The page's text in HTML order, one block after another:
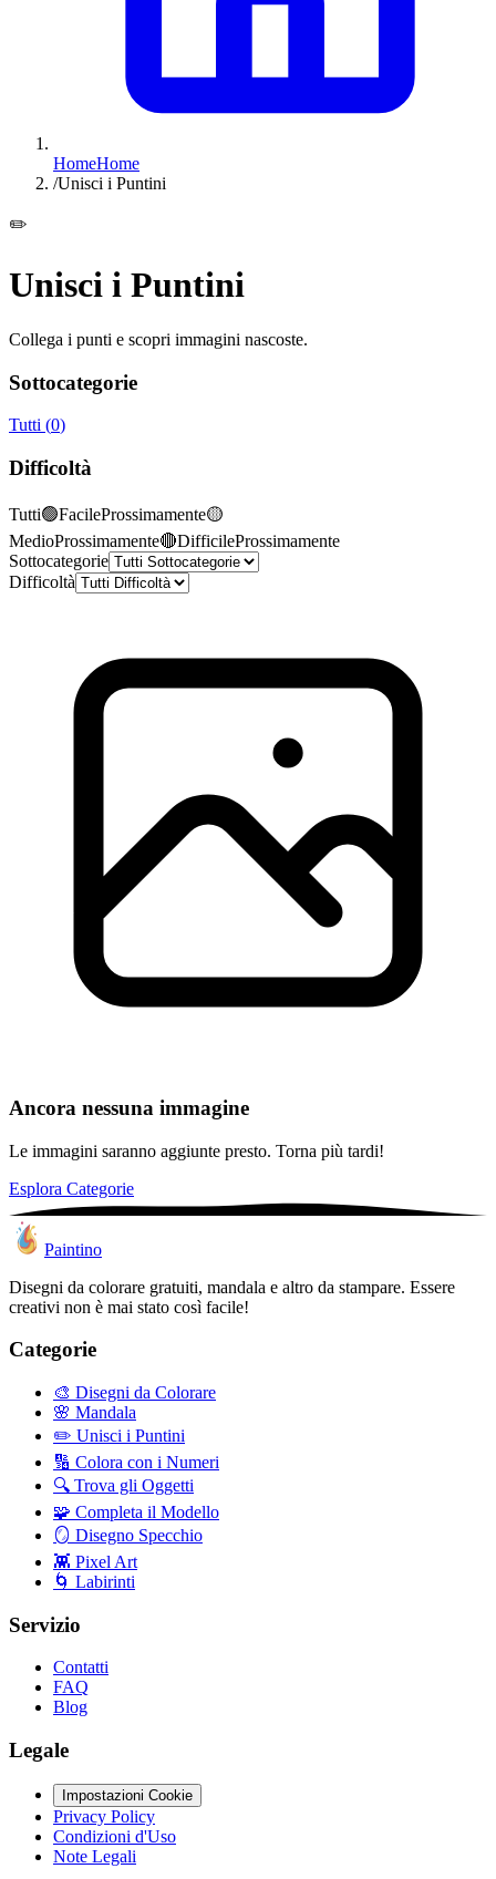
HomeHome
/Unisci i Puntini
✏️
Unisci i Puntini
Collega i punti e scopri immagini nascoste.
Sottocategorie
Tutti (0)
Difficoltà
Tutti🟢FacileProssimamente🟡
MedioProssimamente🔴DifficileProssimamente
Sottocategorie
Difficoltà
Ancora nessuna immagine
Le immagini saranno aggiunte presto. Torna più tardi!
Esplora Categorie
Paintino
Disegni da colorare gratuiti, mandala e altro da stampare. Essere
creativi non è mai stato così facile!
Categorie
🎨 Disegni da Colorare
🌸 Mandala
✏️ Unisci i Puntini
🔢 Colora con i Numeri
🔍 Trova gli Oggetti
🧩 Completa il Modello
🪞 Disegno Specchio
👾 Pixel Art
🌀 Labirinti
Servizio
Contatti
FAQ
Blog
Legale
Impostazioni Cookie
Privacy Policy
Condizioni d'Uso
Note Legali